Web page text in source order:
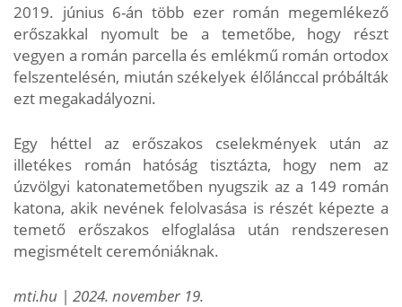
2019. június 6-án több ezer román megemlékező
erőszakkal nyomult be a temetőbe, hogy részt
vegyen a román parcella és emlékmű román ortodox
felszentelésén, miután székelyek élőlánccal próbálták
ezt megakadályozni.
Egy héttel az erőszakos cselekmények után az
illetékes román hatóság tisztázta, hogy nem az
úzvölgyi katonatemetőben nyugszik az a 149 román
katona, akik nevének felolvasása is részét képezte a
temető erőszakos elfoglalása után rendszeresen
megismételt ceremóniáknak.
mti.hu | 2024. november 19.